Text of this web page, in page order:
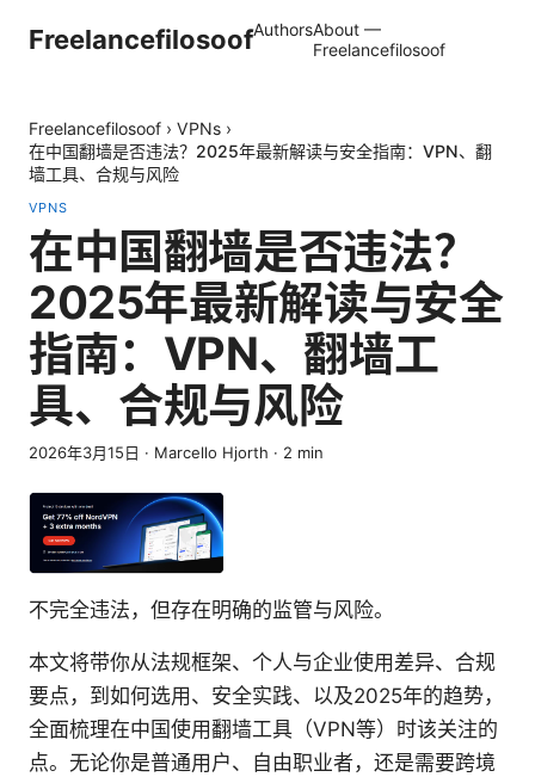
FreelancefilosoofAuthorsAbout —
Freelancefilosoof
Freelancefilosoof › VPNs ›
在中国翻墙是否违法？2025年最新解读与安全指南：VPN、翻
墙工具、合规与风险
VPNS
在中国翻墙是否违法？
2025年最新解读与安全
指南：VPN、翻墙工
具、合规与风险
2026年3月15日 · Marcello Hjorth · 2 min
不完全违法，但存在明确的监管与风险。
本文将带你从法规框架、个人与企业使用差异、合规
要点，到如何选用、安全实践、以及2025年的趋势，
全面梳理在中国使用翻墙工具（VPN等）时该关注的
点。无论你是普通用户、自由职业者，还是需要跨境